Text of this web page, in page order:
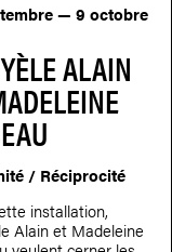
ALAIN
— 9 octobre
/ Réciprocité
installation,
Alain et Madeleine